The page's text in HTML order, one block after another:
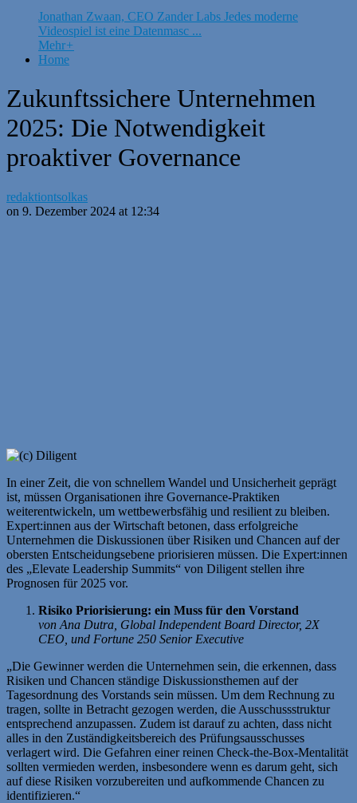
Jonathan Zwaan, CEO Zander Labs Jedes moderne
Videospiel ist eine Datenmasc ...
Mehr+
Home
Zukunftssichere Unternehmen
2025: Die Notwendigkeit
proaktiver Governance
redaktiontsolkas
on 9. Dezember 2024 at 12:34
In einer Zeit, die von schnellem Wandel und Unsicherheit geprägt
ist, müssen Organisationen ihre Governance-Praktiken
weiterentwickeln, um wettbewerbsfähig und resilient zu bleiben.
Expert:innen aus der Wirtschaft betonen, dass erfolgreiche
Unternehmen die Diskussionen über Risiken und Chancen auf der
obersten Entscheidungsebene priorisieren müssen. Die Expert:innen
des „Elevate Leadership Summits“ von Diligent stellen ihre
Prognosen für 2025 vor.
Risiko Priorisierung: ein Muss für den Vorstand
von Ana Dutra, Global Independent Board Director, 2X
CEO, und Fortune 250 Senior Executive
„Die Gewinner werden die Unternehmen sein, die erkennen, dass
Risiken und Chancen ständige Diskussionsthemen auf der
Tagesordnung des Vorstands sein müssen. Um dem Rechnung zu
tragen, sollte in Betracht gezogen werden, die Ausschussstruktur
entsprechend anzupassen. Zudem ist darauf zu achten, dass nicht
alles in den Zuständigkeitsbereich des Prüfungsausschusses
verlagert wird. Die Gefahren einer reinen Check-the-Box-Mentalität
sollten vermieden werden, insbesondere wenn es darum geht, sich
auf diese Risiken vorzubereiten und aufkommende Chancen zu
identifizieren.“